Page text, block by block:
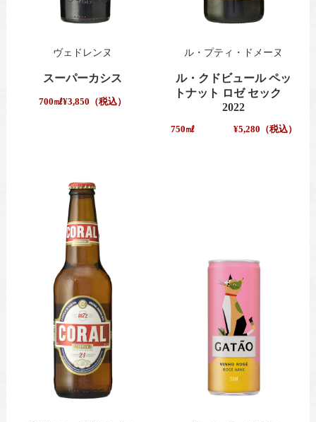
ヴェドレンヌ
スーパーカシス
700㎖¥3,850（税込）
ル・プティ・ドメーヌ
ル・クドビュール ペッ
トナット ロゼ セック
2022
750㎖ ¥5,280（税込）